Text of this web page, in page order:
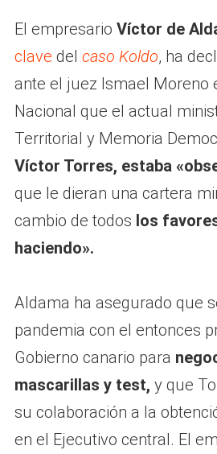
El empresario Víctor de
clave del caso Koldo, ha
ante el juez Ismael Moreno
Nacional que el actual
Territorial y Memoria
Víctor Torres, estaba
que le dieran una cartera
cambio de todos los
haciendo».
Aldama ha asegurado que
pandemia con el entonces
Gobierno canario para
mascarillas y test, y que
su colaboración a la
en el Ejecutivo central. El